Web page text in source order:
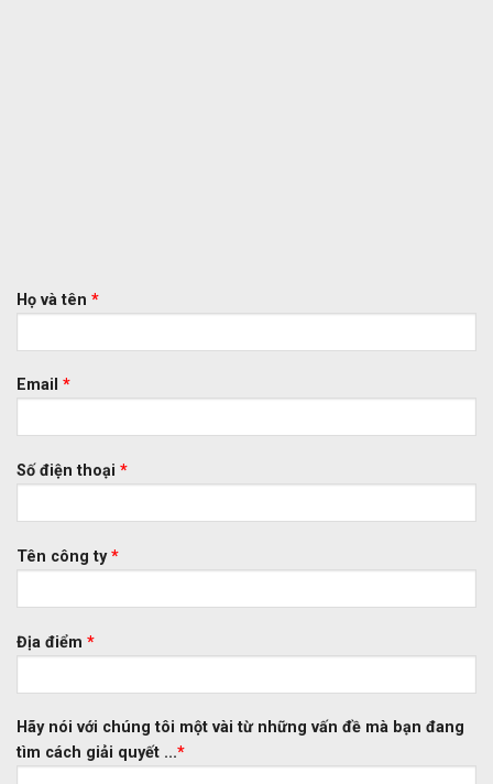
Họ và tên *
Email *
Số điện thoại *
Tên công ty*
Địa điểm *
Hãy nói với chúng tôi một vài từ những vấn đề mà bạn đang
tìm cách giải quyết ...*